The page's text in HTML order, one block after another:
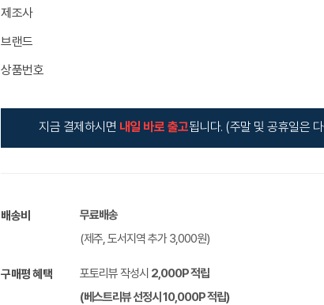
제조사
브랜드
상품번호
지금 결제하시면 내일 바로 출고됩니다. (주말 및 공휴일은
배송비
무료배송
(제주, 도서지역 추가3,000원)
구매평 혜택 포토리뷰 작성시 2,000P적립
(베스트리뷰 선정시 10,000P적립)